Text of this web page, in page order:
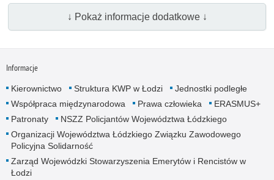
↓ Pokaż informacje dodatkowe ↓
Informacje
Kierownictwo Struktura KWP w Łodzi
Jednostki podległe
Współpraca międzynarodowa
Prawa człowieka
ERASMUS+
Patronaty
NSZZ Policjantów Województwa Łódzkiego
Organizacji Województwa Łódzkiego Związku Zawodowego
Policyjna Solidarność
Zarząd Wojewódzki Stowarzyszenia Emerytów i Rencistów w
Łodzi